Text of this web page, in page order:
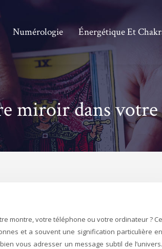
Numérologie Énergétique Et
miroir dans votre
montre, votre téléphone ou votre ordinateur ? Ce
et a souvent une signification particulière en
vous adresser un message subtil de l’univers.